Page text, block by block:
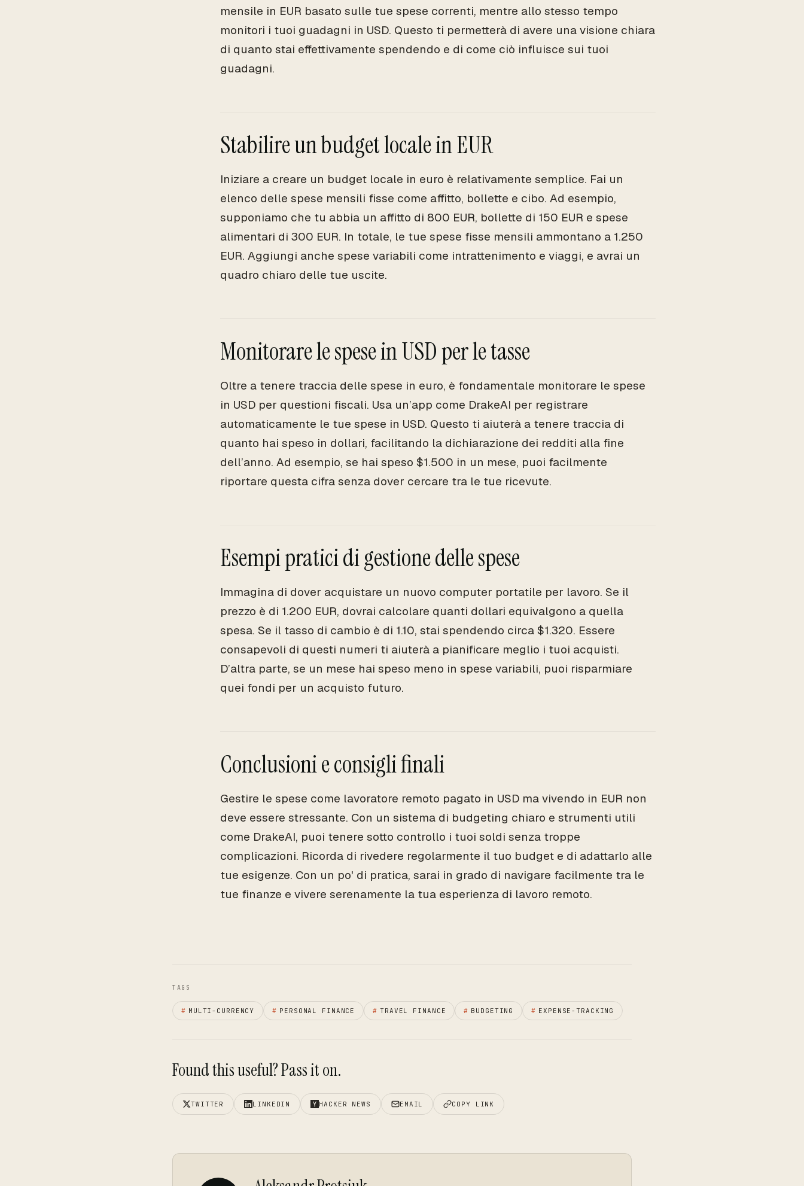
mensile in EUR basato sulle tue spese correnti, mentre allo stesso tempo
monitori i tuoi guadagni in USD. Questo ti permetterà di avere una visione chiara
di quanto stai effettivamente spendendo e di come ciò influisce sui tuoi
guadagni.
Stabilire un budget locale in EUR
Iniziare a creare un budget locale in euro è relativamente semplice. Fai un
elenco delle spese mensili fisse come affitto, bollette e cibo. Ad esempio,
supponiamo che tu abbia un affitto di 800 EUR, bollette di 150 EUR e spese
alimentari di 300 EUR. In totale, le tue spese fisse mensili ammontano a 1.250
EUR. Aggiungi anche spese variabili come intrattenimento e viaggi, e avrai un
quadro chiaro delle tue uscite.
Monitorare le spese in USD per le tasse
Oltre a tenere traccia delle spese in euro, è fondamentale monitorare le spese
in USD per questioni fiscali. Usa un’app come DrakeAI per registrare
automaticamente le tue spese in USD. Questo ti aiuterà a tenere traccia di
quanto hai speso in dollari, facilitando la dichiarazione dei redditi alla fine
dell’anno. Ad esempio, se hai speso $1.500 in un mese, puoi facilmente
riportare questa cifra senza dover cercare tra le tue ricevute.
Esempi pratici di gestione delle spese
Immagina di dover acquistare un nuovo computer portatile per lavoro. Se il
prezzo è di 1.200 EUR, dovrai calcolare quanti dollari equivalgono a quella
spesa. Se il tasso di cambio è di 1.10, stai spendendo circa $1.320. Essere
consapevoli di questi numeri ti aiuterà a pianificare meglio i tuoi acquisti.
D’altra parte, se un mese hai speso meno in spese variabili, puoi risparmiare
quei fondi per un acquisto futuro.
Conclusioni e consigli finali
Gestire le spese come lavoratore remoto pagato in USD ma vivendo in EUR non
deve essere stressante. Con un sistema di budgeting chiaro e strumenti utili
come DrakeAI, puoi tenere sotto controllo i tuoi soldi senza troppe
complicazioni. Ricorda di rivedere regolarmente il tuo budget e di adattarlo alle
tue esigenze. Con un po' di pratica, sarai in grado di navigare facilmente tra le
tue finanze e vivere serenamente la tua esperienza di lavoro remoto.
TAGS
# MULTI-CURRENCY # PERSONAL FINANCE # TRAVEL FINANCE # BUDGETING # EXPENSE-TRACKING
Found this useful? Pass it on.
TWITTER LINKEDIN HACKER NEWS EMAIL COPY LINK